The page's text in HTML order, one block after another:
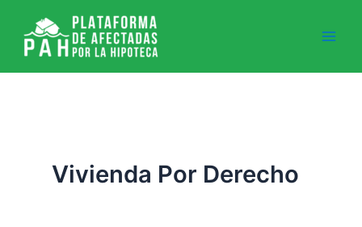
contenido
Vivienda Por Derecho